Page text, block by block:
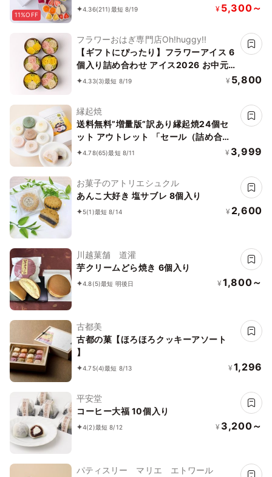
11%OFF
種】 新食感！と旬のフルーツの甘み引
4.36(211)最短 8/19 ¥ 5,300～
フラワーおはぎ専門店Oh!huggy!!
【ギフトにぴったり】フラワーアイス 6
個入り詰め合わせ アイス2026 お中元
2026
4.33(3)最短 8/19 ¥ 5,800
縁起焼
送料無料”増量版”訳あり縁起焼24個セ
ット アウトレット 「セール（詰め合わ
せセット）「アイス」「ご褒美」
4.78(65)最短 8/11 ¥ 3,999
お菓子のアトリエシュクル
あんこ大好き 塩サブレ 8個入り
5(1)最短 8/14 ¥ 2,600
川越菓舗 道灌
芋クリームどら焼き 6個入り
4.8(5)最短 明後日 ¥ 1,800～
古都美
古都の菓【ほろほろクッキーアソート
】
4.75(4)最短 8/13 ¥ 1,296
平安堂
コーヒー大福 10個入り
4(2)最短 8/12 ¥ 3,200～
パティスリー マリエ エトワール